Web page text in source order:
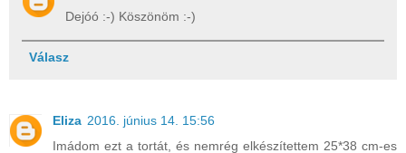
Dejóó :-) Köszönöm :-)
Válasz
Eliza 2016. június 14. 15:56
Imádom ezt a tortát, és nemrég elkészítettem 25*38 cm-es